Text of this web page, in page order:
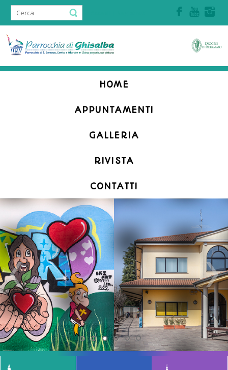
HOME
APPUNTAMENTI
GALLERIA
RIVISTA
CONTATTI